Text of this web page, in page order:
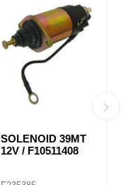
SOLENOID 39MT
12V / F10511408